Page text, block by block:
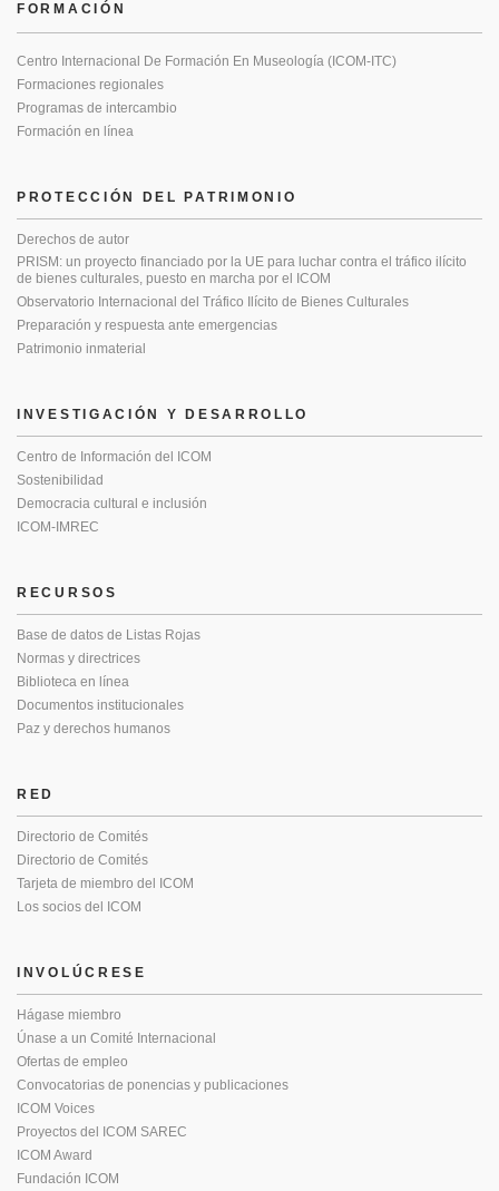
PROTECCIÓN DEL PATRIMONIO
Derechos de autor
PRISM: un proyecto financiado por la UE para luchar contra el tráfico ilícito
de bienes culturales, puesto en marcha por el ICOM
Observatorio Internacional del Tráfico Ilícito de Bienes Culturales
Preparación y respuesta ante emergencias
Patrimonio inmaterial
FORMACIÓN
Centro Internacional De Formación En Museología (ICOM-ITC)
Formaciones regionales
Programas de intercambio
Formación en línea
INVESTIGACIÓN Y DESARROLLO
Centro de Información del ICOM
Sostenibilidad
Democracia cultural e inclusión
ICOM-IMREC
RECURSOS
Base de datos de Listas Rojas
Normas y directrices
Biblioteca en línea
Documentos institucionales
Paz y derechos humanos
RED
Directorio de Comités
Directorio de Comités
Tarjeta de miembro del ICOM
Los socios del ICOM
INVOLÚCRESE
Hágase miembro
Únase a un Comité Internacional
Ofertas de empleo
Convocatorias de ponencias y publicaciones
ICOM Voices
Proyectos del ICOM SAREC
ICOM Award
Fundación ICOM